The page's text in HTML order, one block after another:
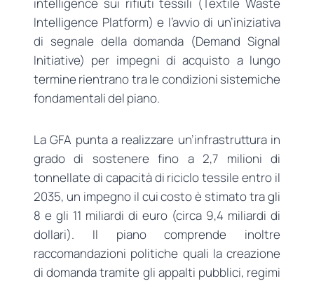
Intelligence Platform) e l’avvio di un’iniziativa
di segnale della domanda (Demand Signal
Initiative) per impegni di acquisto a lungo
termine rientrano tra le condizioni sistemiche
fondamentali del piano.
La GFA punta a realizzare un’infrastruttura in
grado di sostenere fino a 2,7 milioni di
tonnellate di capacità di riciclo tessile entro il
2035, un impegno il cui costo è stimato tra gli
8 e gli 11 miliardi di euro (circa 9,4 miliardi di
dollari). Il piano comprende inoltre
raccomandazioni politiche quali la creazione
di domanda tramite gli appalti pubblici, regimi